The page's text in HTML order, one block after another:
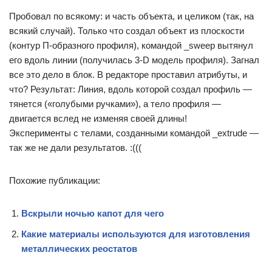
Пробовал по всякому: и часть объекта, и целиком (так, на
всякий случай). Только что создал объект из плоскости
(контур П-образного профиля), командой _sweep вытянул
его вдоль линии (получилась 3-D модель профиля). Загнал
все это дело в блок. В редакторе проставил атрибуты, и
что? Результат: Линия, вдоль которой создал профиль —
тянется («голубыми ручками»), а тело профиля —
двигается вслед не изменяя своей длины!
Эксперименты с телами, созданными командой _extrude —
так же не дали результатов. :(((
Похожие публикации:
Вскрыли ночью капот для чего
Какие материалы используются для изготовления
металлических реостатов